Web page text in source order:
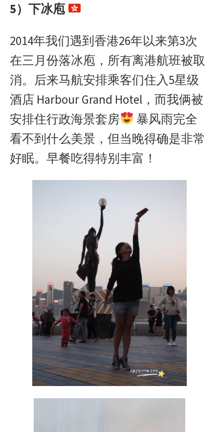
5）下冰庖
2014年我们遇到香港26年以来第3次
在三月份落冰庖，所有离港航班被取
消。后来马航安排乘客们住入5星级
酒店 Harbour Grand Hotel，而我俩被
安排住行政海景套房
暴风雨完全
看不到什么美景，但当晚得确是非常
好眠。早餐吃得特别丰富！